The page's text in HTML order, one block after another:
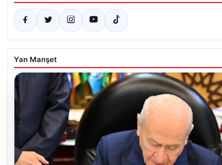
Yan Manşet